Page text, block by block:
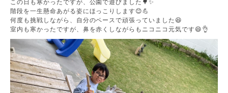
この日も寒かったですが、公園で遊びました🌳✨
階段を一生懸命あがる姿にほっこりします😊💪
何度も挑戦しながら、自分のペースで頑張っていました😆
室内も寒かったですが、鼻を赤くしながらもニコニコ元気です😄👌